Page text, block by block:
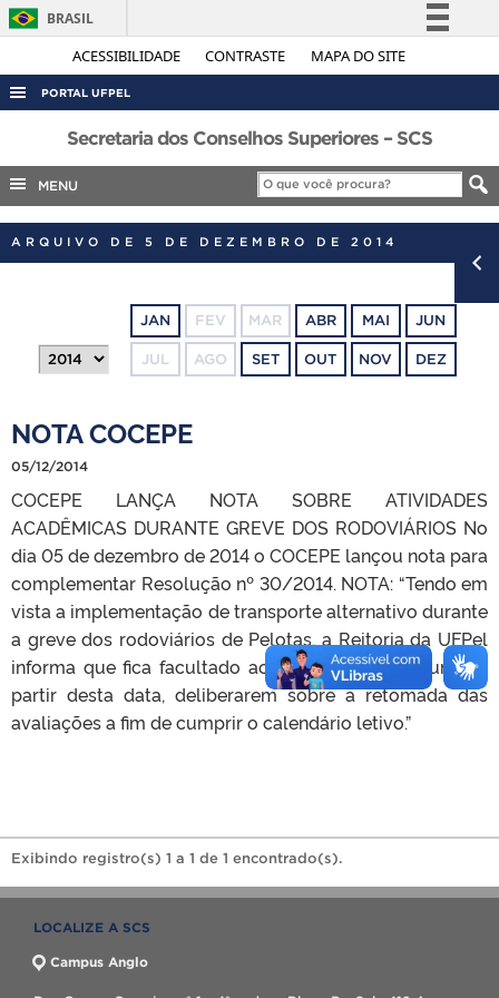
ACESSIBILIDADE CONTRASTE MAPA DO SITE
BRASIL
Simplifique!
Acesso à informação
Legislação
Canais
PORTAL UFPEL
ACESSO À INFORMAÇÃO
AUDITORIA
COBALTO
CONCURSOS
OUVIDORIA
TELEFONES
Secretaria dos Conselhos Superiores – SCS
MENU
ARQUIVO DE 5 DE DEZEMBRO DE 2014
JAN FEV MAR ABR MAI JUN
JUL AGO SET OUT NOV DEZ
NOTA COCEPE
05/12/2014
COCEPE LANÇA NOTA SOBRE ATIVIDADES
ACADÊMICAS DURANTE GREVE DOS RODOVIÁRIOS No
dia 05 de dezembro de 2014 o COCEPE lançou nota para
complementar Resolução nº 30/2014. NOTA: “Tendo em
vista a implementação de transporte alternativo durante
a greve dos rodoviários de Pelotas, a Reitoria da UFPel
informa que fica facultado aos Colegiados de Curso, a
partir desta data, deliberarem sobre a retomada das
avaliações a fim de cumprir o calendário letivo.”
Exibindo registro(s) 1 a 1 de 1 encontrado(s).
LOCALIZE A SCS
Campus Anglo